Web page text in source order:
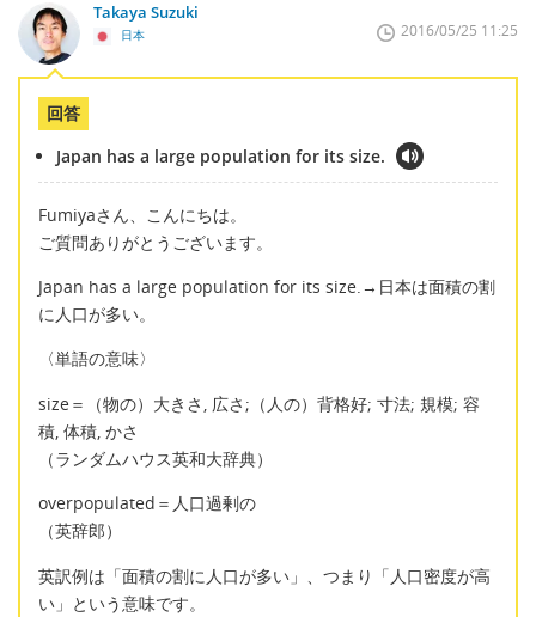
Takaya Suzuki
日本 2016/05/25 11:25
回答
Japan has a large population for its size.
Fumiyaさん、こんにちは。
ご質問ありがとうございます。
Japan has a large population for its size.→日本は面積の割
に人口が多い。
〈単語の意味〉
size＝（物の）大きさ, 広さ;（人の）背格好; 寸法; 規模; 容
積, 体積, かさ
（ランダムハウス英和大辞典）
overpopulated＝人口過剰の
（英辞郎）
英訳例は「面積の割に人口が多い」、つまり「人口密度が高
い」という意味です。